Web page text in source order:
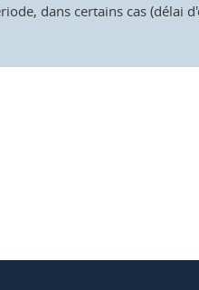
dans certains cas (délai